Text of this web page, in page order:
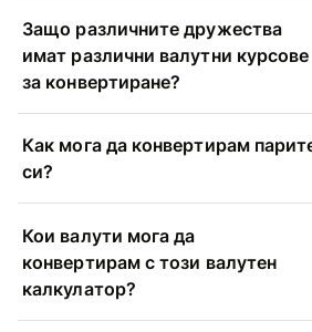
Защо различните дружества
имат различни валутни курсове
за конвертиране?
Как мога да конвертирам
си?
Кои валути мога да
конвертирам с този валутен
калкулатор?